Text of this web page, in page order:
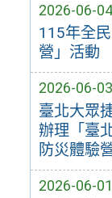
2026-06-04
115年全
營」活動
2026-06-03
臺北大眾
辦理「臺
防災體驗
2026-06-01